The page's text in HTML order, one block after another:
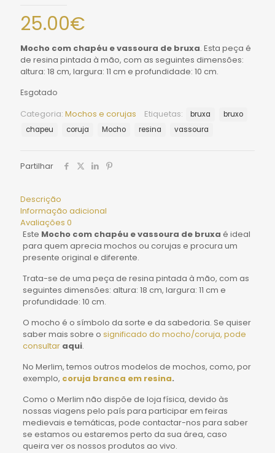
25.00€
Mocho com chapéu e vassoura de bruxa. Esta peça é
de resina pintada à mão, com as seguintes dimensões:
altura: 18 cm, largura: 11 cm e profundidade: 10 cm.
Esgotado
Categoria: Mochos e corujas Etiquetas: bruxa
bruxo
chapeu
coruja Mocho resina vassoura
Partilhar
Descrição
Informação adicional
Avaliações 0
Este Mocho com chapéu e vassoura de bruxa é ideal
para quem aprecia mochos ou corujas e procura um
presente original e diferente.
Trata-se de uma peça de resina pintada à mão, com as
seguintes dimensões: altura: 18 cm, largura: 11 cm e
profundidade: 10 cm.
O mocho é o símbolo da sorte e da sabedoria. Se quiser
saber mais sobre o significado do mocho/coruja, pode
consultar aqui.
No Merlim, temos outros modelos de mochos, como, por
exemplo, coruja branca em resina.
Como o Merlim não dispõe de loja física, devido às
nossas viagens pelo país para participar em feiras
medievais e temáticas, pode contactar-nos para saber
se estamos ou estaremos perto da sua área, caso
queira ver os nossos produtos ao vivo.